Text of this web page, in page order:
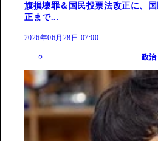
旗損壊罪＆国民投票法改正に、
正まで...
2026年06月28日 07:00
政